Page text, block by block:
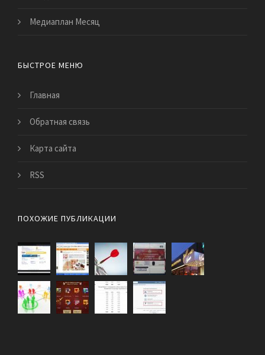
Медиаплан Месяц
БЫСТРОЕ МЕНЮ
Главная
Обратная связь
Карта сайта
RSS
ПОХОЖИЕ ПУБЛИКАЦИИ